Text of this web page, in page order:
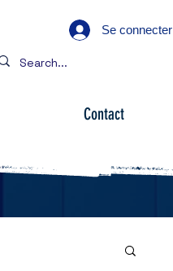
Se connecter
Contact